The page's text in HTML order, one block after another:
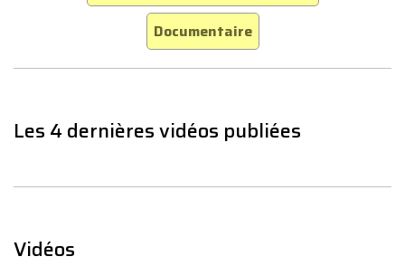
Documentaire
Les 4 dernières vidéos publiées
Vidéos